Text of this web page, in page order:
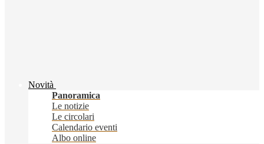
Novità
Panoramica
Le notizie
Le circolari
Calendario eventi
Albo online